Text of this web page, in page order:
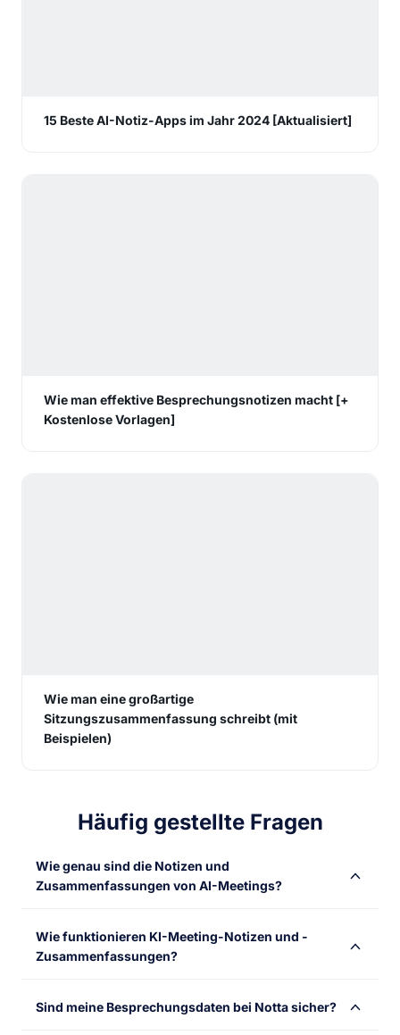
15 Beste AI-Notiz-Apps im Jahr 2024 [Aktualisiert]
Wie man effektive Besprechungsnotizen macht [+
Kostenlose Vorlagen]
Wie man eine großartige
Sitzungszusammenfassung schreibt (mit
Beispielen)
Häufig gestellte Fragen
Wie genau sind die Notizen und
Zusammenfassungen von AI-Meetings?
Zusammenfassungen sind sehr genau und erfassen in
der Regel über 90 % der besprochenen
Sprachklarheit und Komplexität des Gesprächs
Wie funktionieren KI-Meeting-Notizen und -
Zusammenfassungen?
Spracherkennung und Technologien zur Verarbeitung
Sind meine Besprechungsdaten bei Notta sicher?